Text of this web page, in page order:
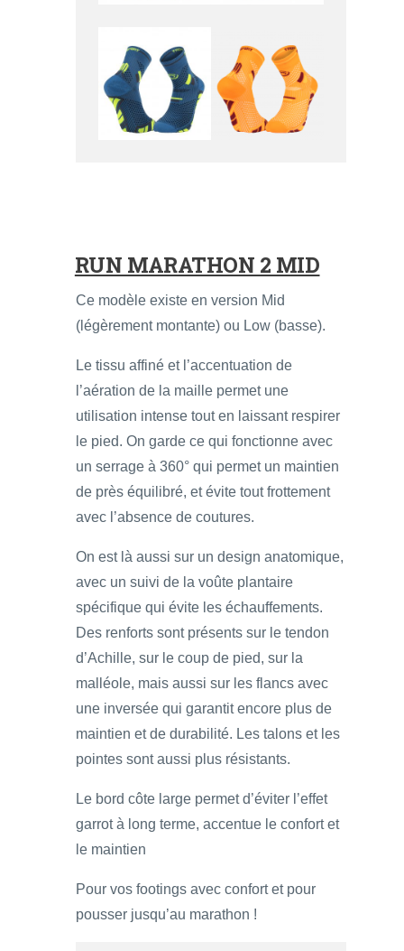
RUN MARATHON 2 MID
Ce modèle existe en version Mid
(légèrement montante) ou Low (basse).
Le tissu affiné et l’accentuation de
l’aération de la maille permet une
utilisation intense tout en laissant respirer
le pied. On garde ce qui fonctionne avec
un serrage à 360° qui permet un maintien
de près équilibré, et évite tout frottement
avec l’absence de coutures.
On est là aussi sur un design anatomique,
avec un suivi de la voûte plantaire
spécifique qui évite les échauffements.
Des renforts sont présents sur le tendon
d’Achille, sur le coup de pied, sur la
malléole, mais aussi sur les flancs avec
une inversée qui garantit encore plus de
maintien et de durabilité. Les talons et les
pointes sont aussi plus résistants.
Le bord côte large permet d’éviter l’effet
garrot à long terme, accentue le confort et
le maintien
Pour vos footings avec confort et pour
pousser jusqu’au marathon !